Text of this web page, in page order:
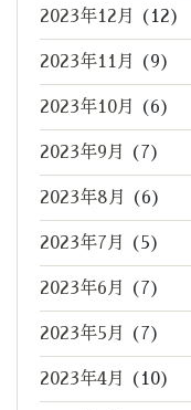
2023年12月 (12)
2023年11月 (9)
2023年10月 (6)
2023年9月 (7)
2023年8月 (6)
2023年7月 (5)
2023年6月 (7)
2023年5月 (7)
2023年4月 (10)